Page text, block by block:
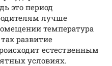
это период
лучше
температура
развитие
естественным
условиях.